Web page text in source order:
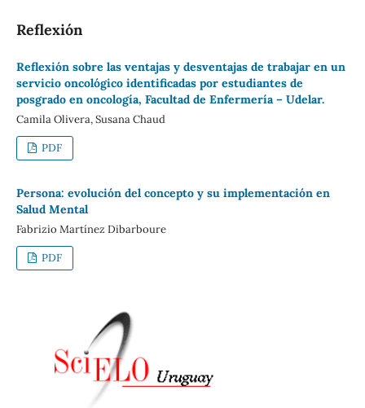
Reflexión
Reflexión sobre las ventajas y desventajas de trabajar en un
servicio oncológico identificadas por estudiantes de
posgrado en oncología, Facultad de Enfermería – Udelar.
Camila Olivera, Susana Chaud
PDF
Persona: evolución del concepto y su implementación en
Salud Mental
Fabrizio Martínez Dibarboure
PDF